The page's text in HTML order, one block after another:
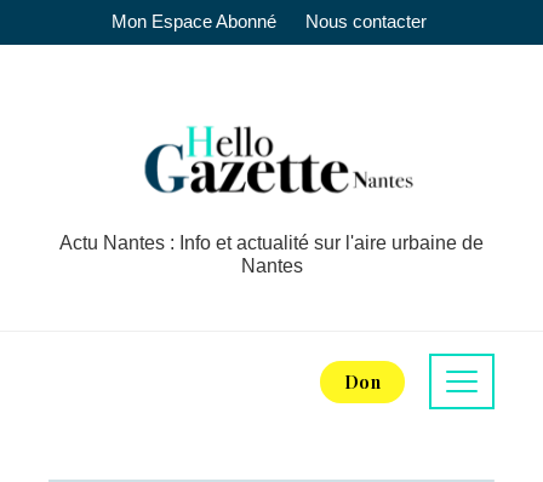
Mon Espace Abonné Nous contacter
Actu Nantes : Info et actualité sur l'aire urbaine de
Nantes
Don